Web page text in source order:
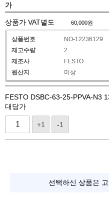
가
상품가 VAT별도 60,000원
상품번호
NO-12236129
재고수량
2
제조사
FESTO
원산지
미상
FESTO DSBC-63-25-PPVA-N3
대당가
+1 -1
선택하신 상품은